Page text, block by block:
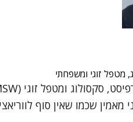
מטפל זוגי ומשפחתי
מאמין שכמו שאין סוף